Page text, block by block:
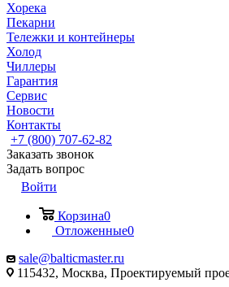
Хорека
Пекарни
Тележки и контейнеры
Холод
Чиллеры
Гарантия
Сервис
Новости
Контакты
+7 (800) 707-62-82
Заказать звонок
Задать вопрос
Войти
Корзина0
Отложенные0
sale@balticmaster.ru
115432, Москва, Проектируемый